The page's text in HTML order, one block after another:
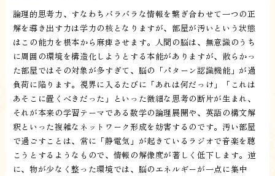
論理的思考力、すなわちバラバラな情報を繋ぎ合わせて一つの正
解を導き出す力は学力の核となりますが、部屋が汚いという状態
はこの能力を根本から麻痺させます。人間の脳は、無意識のうち
に周囲の環境を構造化しようとする本能がありますが、散らかっ
た部屋ではその対象が多すぎて、脳の「パターン認識機能」が過
負荷に陥ります。視界に入るたびに「あれは何だっけ」「これは
あそこに置くべきだった」といった微細な思考の断片が生まれ、
それが本来の学習テーマである数学の論理展開や、英語の構文解
釈といった複雑なネットワーク形成を妨害するのです。汚い部屋
で過ごすことは、常に「静電気」が起きているラジオで音楽を聴
こうとするようなもので、情報の解像度が著しく低下します。逆
に、物が少なく整った環境では、脳のエネルギーが一点に集中